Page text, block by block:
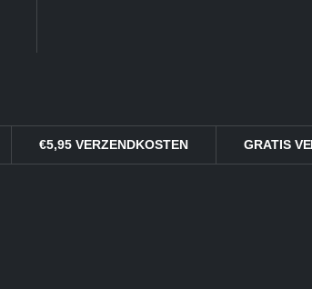
€5,95 VERZENDKOSTEN GRATIS